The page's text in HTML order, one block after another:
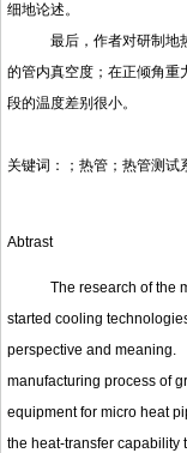
细地论述。
最后，作者对研制地热管
的管内真空度；在正倾角重
段的温度差别很小。
关键词：；热管；热管测试
Abtrast
The research of the
started cooling
perspective and meaning.
manufacturing process of
equipment for micro heat
the heat-transfer capability